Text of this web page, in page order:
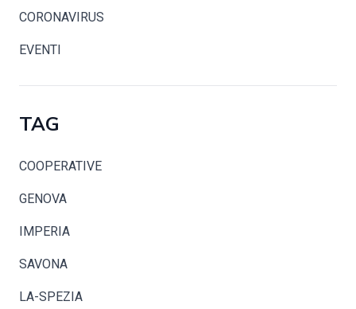
CORONAVIRUS
EVENTI
TAG
COOPERATIVE
GENOVA
IMPERIA
SAVONA
LA-SPEZIA